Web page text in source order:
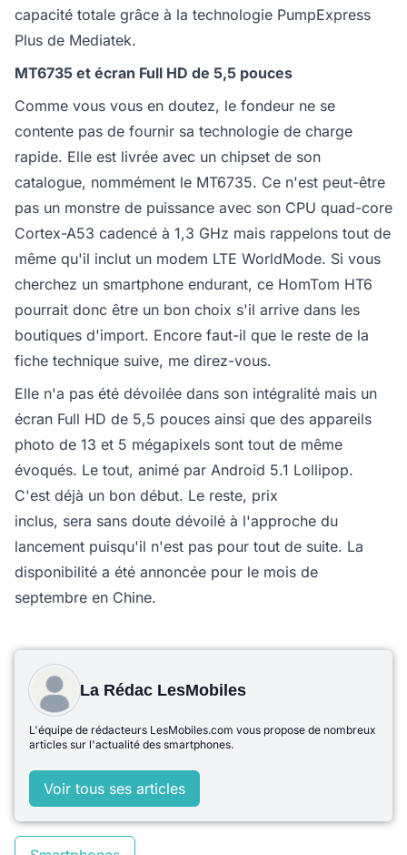
capacité totale grâce à la technologie PumpExpress
Plus de Mediatek.
MT6735 et écran Full HD de 5,5 pouces
Comme vous vous en doutez, le fondeur ne se
contente pas de fournir sa technologie de charge
rapide. Elle est livrée avec un chipset de son
catalogue, nommément le MT6735. Ce n'est peut-être
pas un monstre de puissance avec son CPU quad-core
Cortex-A53 cadencé à 1,3 GHz mais rappelons tout de
même qu'il inclut un modem LTE WorldMode. Si vous
cherchez un smartphone endurant, ce HomTom HT6
pourrait donc être un bon choix s'il arrive dans les
boutiques d'import. Encore faut-il que le reste de la
fiche technique suive, me direz-vous.
Elle n'a pas été dévoilée dans son intégralité mais un
écran Full HD de 5,5 pouces ainsi que des appareils
photo de 13 et 5 mégapixels sont tout de même
évoqués. Le tout, animé par Android 5.1 Lollipop.
C'est déjà un bon début. Le reste, prix
inclus, sera sans doute dévoilé à l'approche du
lancement puisqu'il n'est pas pour tout de suite. La
disponibilité a été annoncée pour le mois de
septembre en Chine.
La Rédac LesMobiles
L'équipe de rédacteurs LesMobiles.com vous propose de nombreux
articles sur l'actualité des smartphones.
Voir tous ses articles